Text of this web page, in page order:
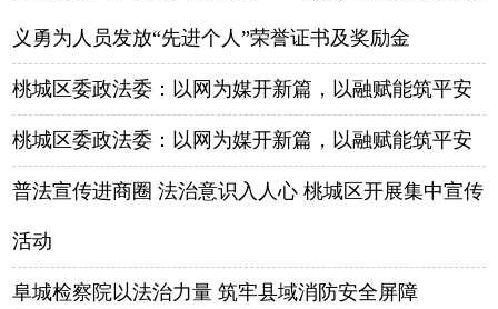
义勇为人员发放“先进个人”荣誉证书及奖励金
桃城区委政法委：以网为媒开新篇，以融赋能筑平安
桃城区委政法委：以网为媒开新篇，以融赋能筑平安
普法宣传进商圈 法治意识入人心 桃城区开展集中宣传
活动
阜城检察院以法治力量 筑牢县域消防安全屏障